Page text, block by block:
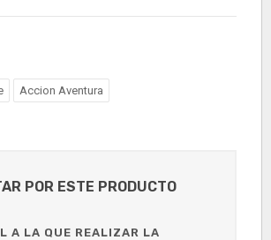
Accion Aventura
POR ESTE PRODUCTO
A LA QUE REALIZAR LA